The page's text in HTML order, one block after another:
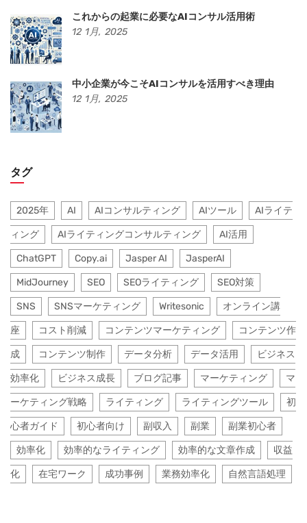
これからの起業に必要なAIコンサル活用術
12 1月, 2025
中小企業が今こそAIコンサルを活用すべき理由
12 1月, 2025
タグ
2025年 AI AIコンサルティング AIツール AIライテ
ィング AIライティングコンサルティング AI活用
ChatGPT Copy.ai Jasper AI JasperAI
MidJourney SEO SEOライティング SEO対策
SNS SNSマーケティング Writesonic オンライン講
座 コスト削減 コンテンツマーケティング コンテンツ作
成 コンテンツ制作 データ分析 データ活用 ビジネス
効率化 ビジネス成長 ブログ記事 マーケティング マ
ーケティング戦略 ライティング ライティングツール 初
心者ガイド 初心者向け 副収入 副業 副業初心者
効率化 効率的なライティング 効率的な文章作成 収益
化 在宅ワーク 成功事例 業務効率化 自然言語処理